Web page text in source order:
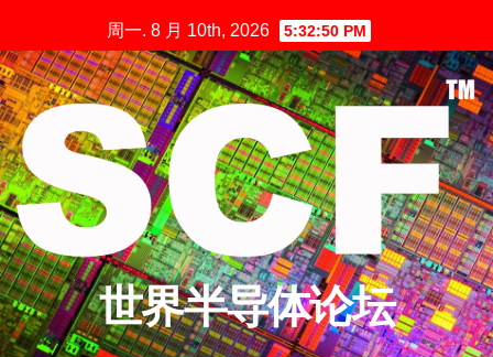
至
内
容
周一. 8 月 10th, 2026 5:32:51 PM
世界半导体论坛